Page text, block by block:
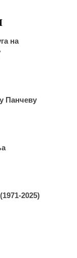
на
Панчеву
2025)